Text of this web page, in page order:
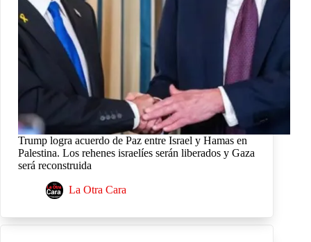
Trump logra acuerdo de Paz entre Israel y Hamas en
Palestina. Los rehenes israelíes serán liberados y Gaza
será reconstruida
La Otra Cara